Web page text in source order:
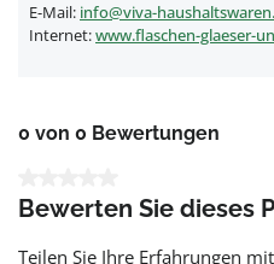
E-Mail: info@viva-
Internet:www.flaschen-glaeser-
0 von 0 Bewertungen
Bewerten Sie dieses
Teilen Sie Ihre Erfahrungen